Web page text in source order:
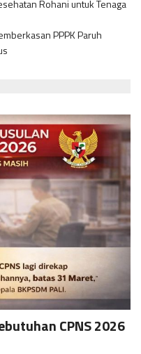
Rohani untuk Tenaga
PPPK Paruh
CPNS 2026